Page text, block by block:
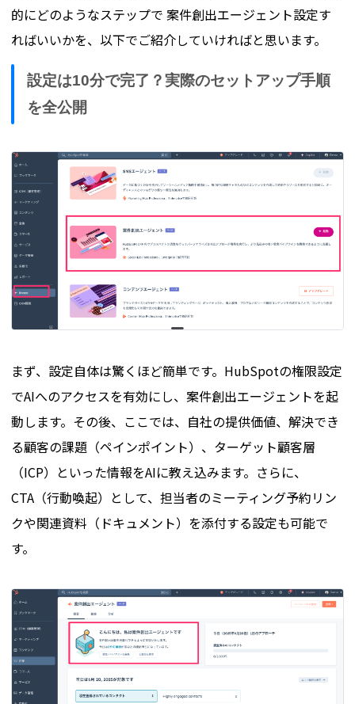
的にどのようなステップで 案件創出エージェント設定す
ればいいかを、以下でご紹介していければと思います。
設定は10分で完了？実際のセットアップ手順
を全公開
まず、設定自体は驚くほど簡単です。HubSpotの権限設定
でAIへのアクセスを有効にし、案件創出エージェントを起
動します。その後、ここでは、自社の提供価値、解決でき
る顧客の課題（ペインポイント）、ターゲット顧客層
（ICP）といった情報をAIに教え込みます。さらに、
CTA（行動喚起）として、担当者のミーティング予約リン
クや関連資料（ドキュメント）を添付する設定も可能で
す。